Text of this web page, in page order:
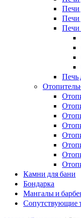
Печи
Печи
Печи
Печь
Камни для бани
Бондарка
Мангалы и
Сопутствующие